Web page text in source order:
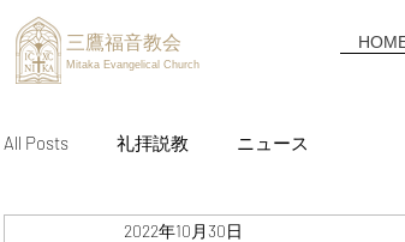
Mitaka Evangelical Church
三鷹福音教会
All Posts 礼拝説教 ニュース
2022年10月30日